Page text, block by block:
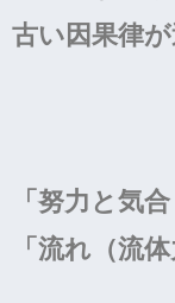
古い因果律
「努力と気
「流れ（流